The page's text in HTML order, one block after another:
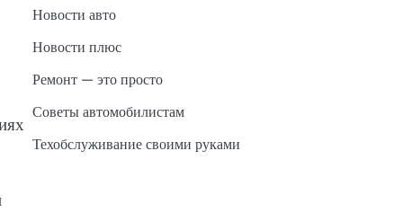
Новости авто
Новости плюс
Ремонт — это просто
Советы автомобилистам
Техобслуживание своими руками